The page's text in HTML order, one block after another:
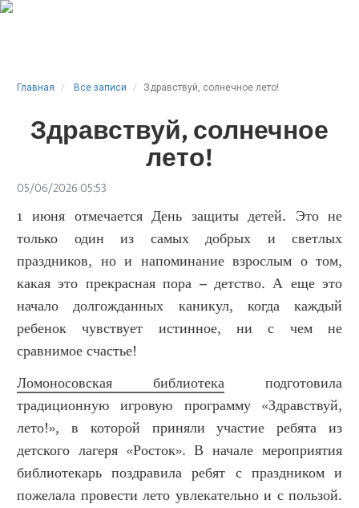
Главная Все записи Здравствуй, солнечное лето!
Здравствуй, солнечное
лето!
05/06/2026 05:53
1 июня отмечается День защиты детей. Это не
только один из самых добрых и светлых
праздников, но и напоминание взрослым о том,
какая это прекрасная пора – детство. А еще это
начало долгожданных каникул, когда каждый
ребенок чувствует истинное, ни с чем не
сравнимое счастье!
Ломоносовская библиотека подготовила
традиционную игровую программу «Здравствуй,
лето!», в которой приняли участие ребята из
детского лагеря «Росток». В начале мероприятия
библиотекарь поздравила ребят с праздником и
пожелала провести лето увлекательно и с пользой.